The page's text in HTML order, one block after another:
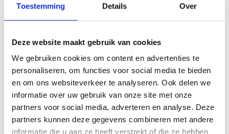
Toestemming Details Over
Deze website maakt gebruik van cookies
We gebruiken cookies om content en advertenties te
personaliseren, om functies voor social media te bieden
en om ons websiteverkeer te analyseren. Ook delen we
informatie over uw gebruik van onze site met onze
partners voor social media, adverteren en analyse. Deze
partners kunnen deze gegevens combineren met andere
informatie die u aan ze heeft verstrekt of die ze hebben
Zwitsal Zeepvrije wasgel
Gewaardeerd